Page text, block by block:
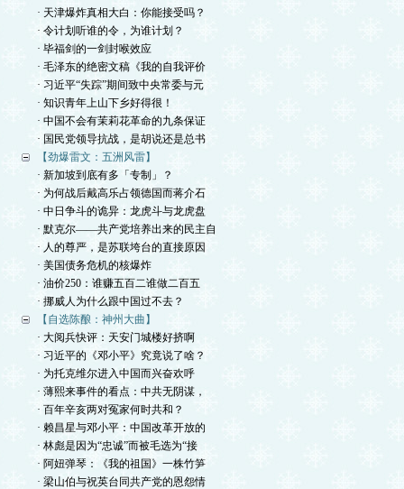
· 天津爆炸真相大白：你能接受吗？
· 令计划听谁的令，为谁计划？
· 毕福剑的一剑封喉效应
· 毛泽东的绝密文稿《我的自我评价
· 习近平“失踪”期间致中央常委与元
· 知识青年上山下乡好得很！
· 中国不会有茉莉花革命的九条保证
· 国民党领导抗战，是胡说还是总书
【劲爆雷文：五洲风雷】
· 新加坡到底有多「专制」？
· 为何战后戴高乐占领德国而蒋介石
· 中日争斗的诡异：龙虎斗与龙虎盘
· 默克尔——共产党培养出来的民主自
· 人的尊严，是苏联垮台的直接原因
· 美国债务危机的核爆炸
· 油价250：谁赚五百二谁做二百五
· 挪威人为什么跟中国过不去？
【自选陈酿：神州大曲】
· 大阅兵快评：天安门城楼好挤啊
· 习近平的《邓小平》究竟说了啥？
· 为托克维尔进入中国而兴奋欢呼
· 薄熙来事件的看点：中共无阴谋，
· 百年辛亥两对冤家何时共和？
· 赖昌星与邓小平：中国改革开放的
· 林彪是因为“忠诚”而被毛选为“接
· 阿妞弹琴：《我的祖国》一株竹笋
· 梁山伯与祝英台同共产党的恩怨情